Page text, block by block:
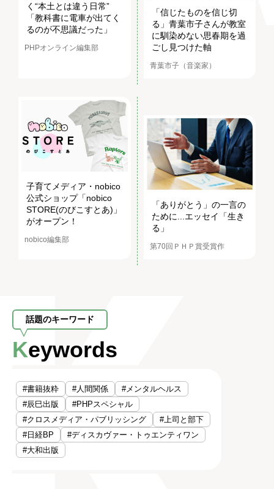
く“本土とは違う日常”
「教科書に電車が出てく
るのが不思議だった」
PHPオンライン編集部
「信じたものを信じ切
る」青葉市子さんが教室
に馴染めない思春期を過
ごし見つけた軸
青葉市子（音楽家）
子育てメディア・nobico
公式ショップ「nobico
STORE(のびこすとあ)」
がオープン！
nobico編集部
「ありがとう」の一言の
ために...エッセイ「生き
る」
第70回ＰＨＰ賞受賞作
話題のキーワード
Keywords
#書籍抜粋 #人間関係
#メンタルヘルス
#辰巳出版
#PHPスペシャル
#クロスメディア・パブリッシング
#上司と部下
#日経BP
#ディスカヴァー・トゥエンティワン
#大和出版